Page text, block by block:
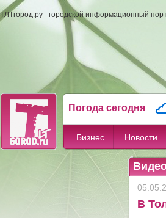
ТЛТгород.ру - городской информационный
Погода сегодня
Бизнес Новости
В